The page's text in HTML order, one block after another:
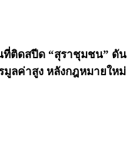
ที่ติดสปีด “สุราชุมชน” ดัน
มูลค่าสูง หลังกฎหมายใหม่